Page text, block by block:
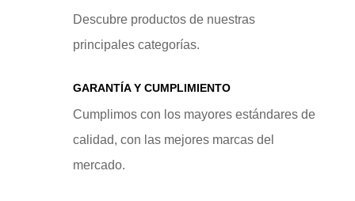
Descubre productos de nuestras
principales categorías.
GARANTÍA Y CUMPLIMIENTO
Cumplimos con los mayores estándares de
calidad, con las mejores marcas del
mercado.